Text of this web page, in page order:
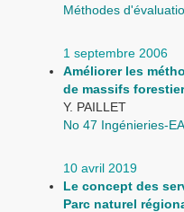
Méthodes
1 septembre 2006
Améliorer les
de massifs
Y. PAILLET
No 47 Ingénieries-
10 avril 2019
Le concept des
Parc naturel